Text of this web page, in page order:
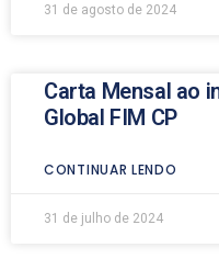
31 de agosto de 2024
Carta Mensal ao
Global FIM CP
CONTINUAR LENDO
31 de julho de 2024